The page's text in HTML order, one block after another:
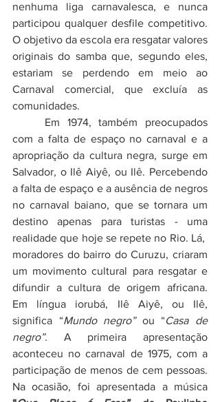
nenhuma liga carnavalesca, e nunca
participou qualquer desfile competitivo.
O objetivo da escola era resgatar valores
originais do samba que, segundo eles,
estariam se perdendo em meio ao
Carnaval comercial, que excluía as
comunidades.
Em 1974, também preocupados
com a falta de espaço no carnaval e a
apropriação da cultura negra, surge em
Salvador, o Ilê Aiyê, ou Ilê. Percebendo
a falta de espaço e a ausência de negros
no carnaval baiano, que se tornara um
destino apenas para turistas - uma
realidade que hoje se repete no Rio. Lá,
moradores do bairro do Curuzu, criaram
um movimento cultural para resgatar e
difundir a cultura de origem africana.
Em língua iorubá, Ilê Aiyê, ou Ilê,
significa “Mundo negro” ou “Casa de
negro”. A primeira apresentação
aconteceu no carnaval de 1975, com a
participação de menos de cem pessoas.